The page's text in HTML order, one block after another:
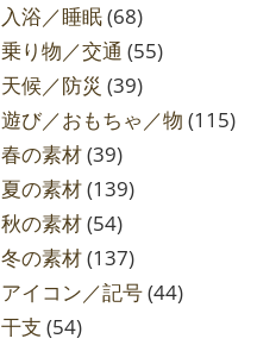
入浴／睡眠(68)
乗り物／交通 (55)
天候／防災 (39)
遊び／おもちゃ／物 (115)
春の素材(39)
夏の素材(139)
秋の素材(54)
冬の素材(137)
アイコン／記号(44)
干支 (54)